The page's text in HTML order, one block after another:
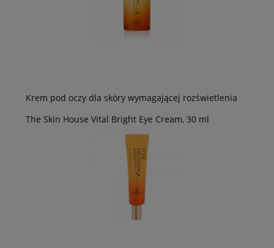
Krem pod oczy dla skóry wymagającej rozświetlenia
The Skin House Vital Bright Eye Cream, 30 ml